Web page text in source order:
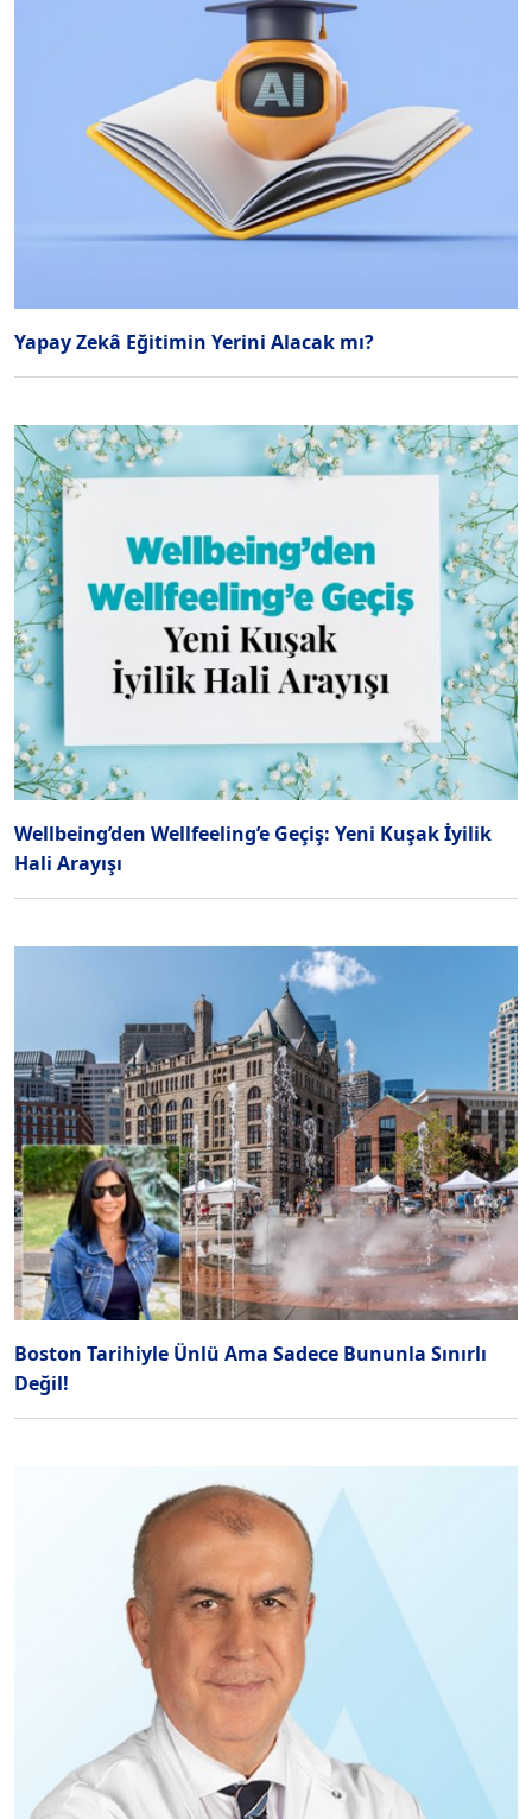
Yapay Zekâ Eğitimin Yerini Alacak mı?
Wellbeing’den Wellfeeling’e Geçiş: Yeni Kuşak İyilik
Hali Arayışı
Boston Tarihiyle Ünlü Ama Sadece Bununla Sınırlı
Değil!